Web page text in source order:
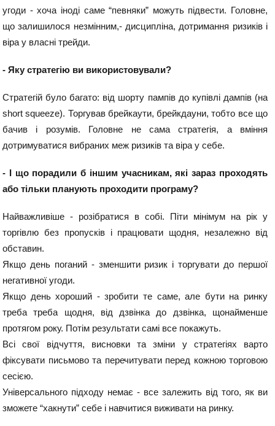
угоди - хоча іноді саме “певняки” можуть підвести. Головне,
що залишилося незмінним,- дисципліна, дотримання ризиків і
віра у власні трейди.
- Яку стратегію ви використовували?
Стратегій було багато: від шорту пампів до купівлі дампів (на
short squeeze). Торгував брейкаути, брейкдауни, тобто все що
бачив і розумів. Головне не сама стратегія, а вміння
дотримуватися вибраних меж ризиків та віра у себе.
- І що порадили б іншим учасникам, які зараз проходять
або тільки планують проходити програму?
Найважливіше - розібратися в собі. Піти мінімум на рік у
торгівлю без пропусків і працювати щодня, незалежно від
обставин.
Якщо день поганий - зменшити ризик і торгувати до першої
негативної угоди.
Якщо день хороший - зробити те саме, але бути на ринку
треба треба щодня, від дзвінка до дзвінка, щонайменше
протягом року. Потім результати самі все покажуть.
Всі свої відчуття, висновки та зміни у стратегіях варто
фіксувати письмово та перечитувати перед кожною торговою
сесією.
Універсального підходу немає - все залежить від того, як ви
зможете “хакнути” себе і навчитися виживати на ринку.